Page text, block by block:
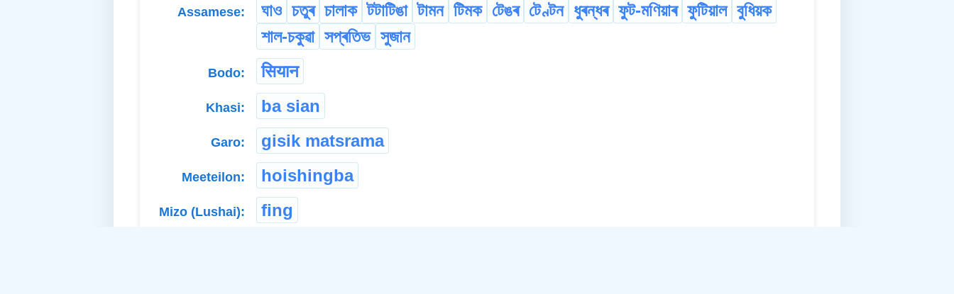
Assamese: ঘাও চতুৰ চালাক টটাটিঙা টামন টিমক টেঙৰ টেণ্টন ধুৰন্ধৰ ফুট-মণিয়াৰ ফুটিয়াল বুধিয়ক
শাল-চকুৱা সপ্ৰতিভ সুজান
Bodo: सियान
Khasi: ba sian
Garo: gisik matsrama
Meeteilon: hoishingba
Mizo (Lushai): fing